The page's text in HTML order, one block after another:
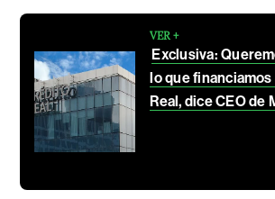
VER +
Exclusiva:
lo que
Real, dice CEO de